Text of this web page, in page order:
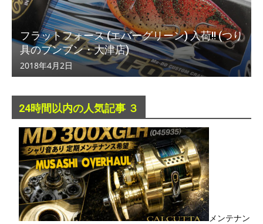
フラットフォース (エバーグリーン) 入荷!! (つり
具のブンブン・大津店)
2018年4月2日
24時間以内の人気記事 ３
メンテナン